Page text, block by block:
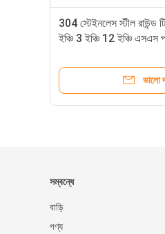
304 স্টেইনলেস স্টীল
ইঞ্চি 3 ইঞ্চি 12 ইঞ্চি এসএস
ভালো
সম্বন্ধে
বাড়ি
পণ্য